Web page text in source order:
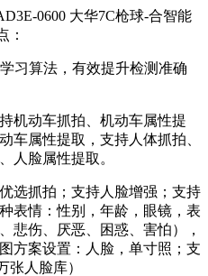
0600 大华7C枪球-合智能
：
算法，有效提升检测准确
动车抓拍、机动车属性提
车属性提取，支持人体抓拍、
人脸属性提取。
抓拍；支持人脸增强；支持
表情：性别，年龄，眼镜，表
悲伤、厌恶、困惑、害怕），
方案设置：人脸，单寸照；支
张人脸库）